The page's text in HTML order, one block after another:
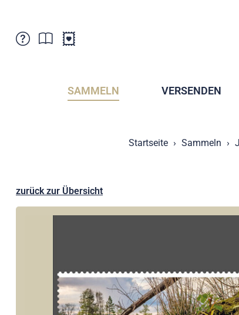
Verkaufsstellen
Postcrossing
Abonnemente
SAMMELN VERSENDEN
Startseite Sammeln
zurück zur Übersicht